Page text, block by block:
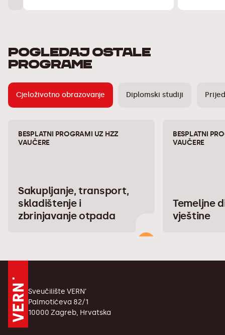
POGLEDAJ OSTALE
PROGRAME
Cjeloživotno obrazovanje Diplomski studiji
BESPLATNI PROGRAMI UZ HZZ
VAUČERE
Sakupljanje, transport,
skladištenje i
zbrinjavanje otpada
BESPLATNI
VAUČERE
Temeljne
vještine
Sveučilište VERN’
Palmotićeva 82/1
10000 Zagreb, Hrvatska